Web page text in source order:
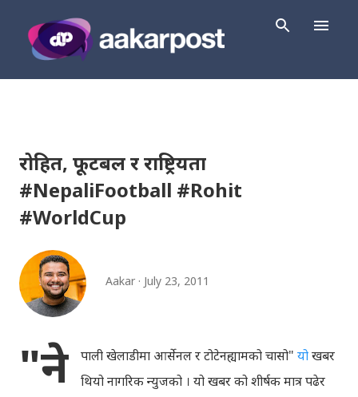
रोहित, फूटबल र राष्ट्रियता
#NepaliFootball #Rohit
#WorldCup
Aakar July 23, 2011
"ने पाली खेलाडीमा आर्सेनल र टोटेनह्यामको चासो" योखबर
थियो नागरिक न्युजको । यो खबर को शीर्षक मात्र पढेर